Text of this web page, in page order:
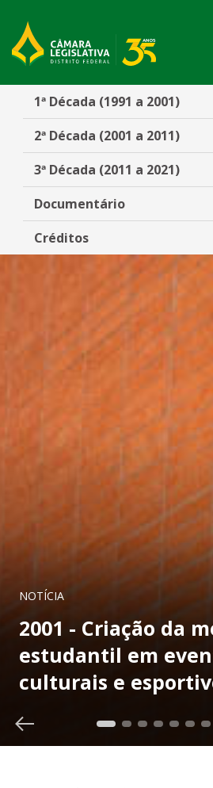
2ª Década (2001
1ª Década (1991 a 2001)
2ª Década (2001 a 2011)
3ª Década (2011 a 2021)
Documentário
Créditos
NOTÍCIA
2001 - Criação da
estudantil em
culturais e